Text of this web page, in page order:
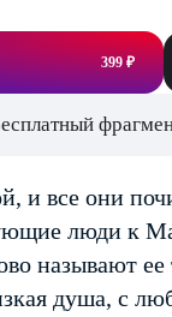
399 ₽
и все они
люди к
называют ее
душа, с